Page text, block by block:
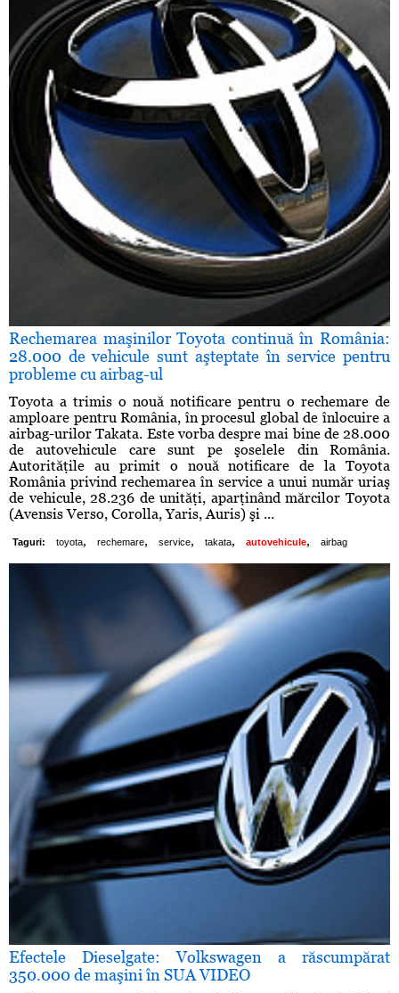
Rechemarea maşinilor Toyota continuă în România:
28.000 de vehicule sunt aşteptate în service pentru
probleme cu airbag-ul
Toyota a trimis o nouă notificare pentru o rechemare de
amploare pentru România, în procesul global de înlocuire a
airbag-urilor Takata. Este vorba despre mai bine de 28.000
de autovehicule care sunt pe şoselele din România.
Autorităţile au primit o nouă notificare de la Toyota
România privind rechemarea în service a unui număr uriaş
de vehicule, 28.236 de unităţi, aparţinând mărcilor Toyota
(Avensis Verso, Corolla, Yaris, Auris) şi ...
Taguri: toyota, rechemare, service, takata, autovehicule, airbag
Efectele Dieselgate: Volkswagen a răscumpărat
350.000 de maşini în SUA VIDEO